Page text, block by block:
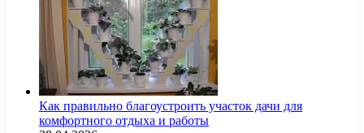
Как правильно благоустроить участок дачи для
комфортного отдыха и работы